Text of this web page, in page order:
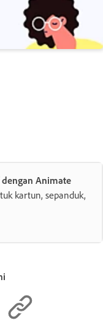
Animate
kartun, sepanduk,